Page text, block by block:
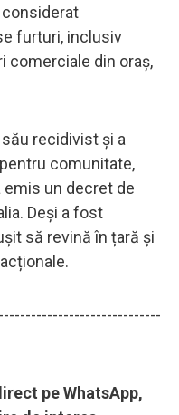
furturi, inclusiv
comerciale din oraș,
recidivist și a
comunitate,
un decret de
Deși a fost
să revină în țară și
pe WhatsApp,